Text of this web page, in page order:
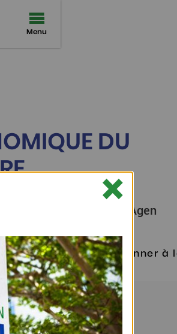
Menu
DU
de l'Agglomération d'Agen
S'abonner à
×